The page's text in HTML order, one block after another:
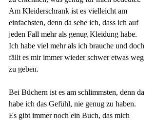
Am Kleiderschrank ist es vielleicht am
einfachsten, denn da sehe ich, dass ich auf
jeden Fall mehr als genug Kleidung habe.
Ich habe viel mehr als ich brauche und doch
fällt es mir immer wieder schwer etwas weg
zu geben.
Bei Büchern ist es am schlimmsten, denn da
habe ich das Gefühl, nie genug zu haben.
Es gibt immer noch ein Buch, das mich